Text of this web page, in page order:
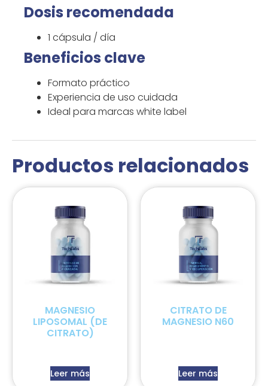
Dosis recomendada
1 cápsula / día
Beneficios clave
Formato práctico
Experiencia de uso cuidada
Ideal para marcas white label
Productos relacionados
MAGNESIO
LIPOSOMAL (DE
CITRATO)
Leer más
CITRATO DE
MAGNESIO N60
Leer más